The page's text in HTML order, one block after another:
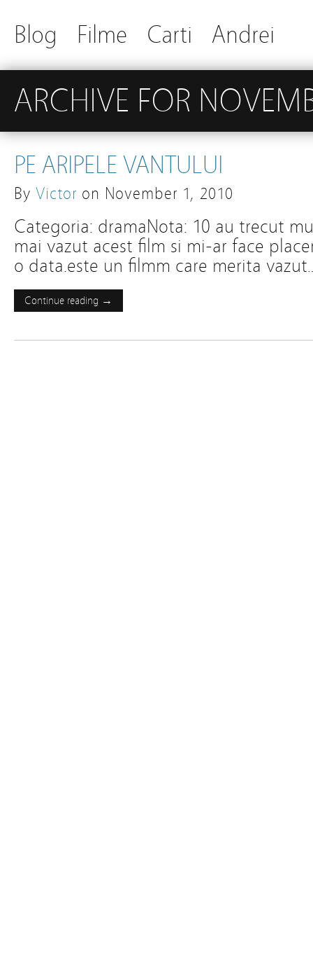
Blog Filme Carti Andrei
ARCHIVE FOR
PE ARIPELE VANTULUI
By Victor on November 1, 2010
Categoria: dramaNota: 10 au trecut
mai vazut acest film si mi-ar face
o data.este un filmm care merita
Continue reading →